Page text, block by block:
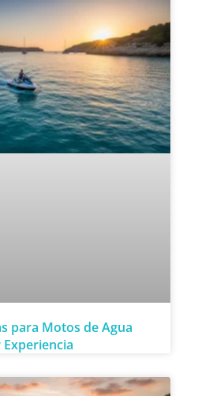
para Motos de Agua